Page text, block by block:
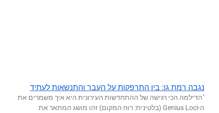
נגבה רמת גן: בין התרפקות על העבר והתנשאות לעתיד
"הדילמה הכי רגישה של ההתחדשות העירונית היא איך משמרים את
ה-Genius Loci (בלטינית: רוח המקום) זהו מושג המתאר את